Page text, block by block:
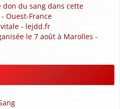
du sang dans cette
Ouest-France
- lejdd.fr
le 7 août à Marolles -